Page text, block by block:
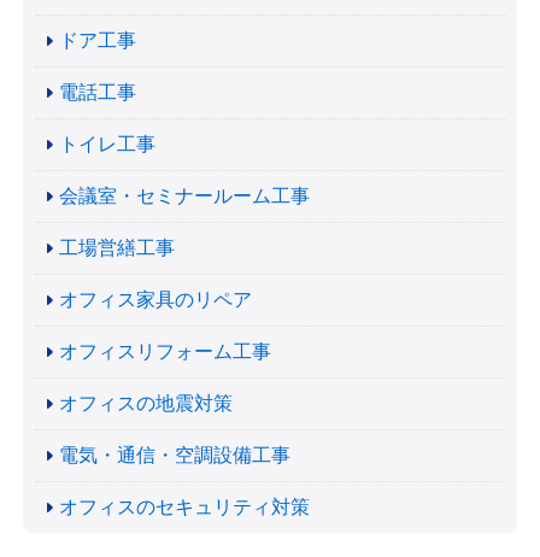
ドア工事
電話工事
トイレ工事
会議室・セミナールーム工事
工場営繕工事
オフィス家具のリペア
オフィスリフォーム工事
オフィスの地震対策
電気・通信・空調設備工事
オフィスのセキュリティ対策